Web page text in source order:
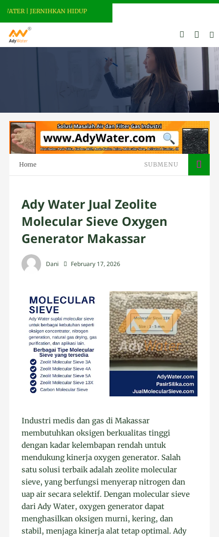
| JERNIHKAN HIDUP
Home SUBMENU
Ady Water Jual Zeolite
Molecular Sieve Oxygen
Generator Makassar
Dani February 17, 2026
Industri medis dan gas di Makassar
membutuhkan oksigen berkualitas tinggi
dengan kadar kelembapan rendah untuk
mendukung kinerja oxygen generator. Salah
satu solusi terbaik adalah zeolite molecular
sieve, yang berfungsi menyerap nitrogen dan
uap air secara selektif. Dengan molecular sieve
dari Ady Water, oxygen generator dapat
menghasilkan oksigen murni, kering, dan
stabil, menjaga kinerja alat tetap optimal. Ady